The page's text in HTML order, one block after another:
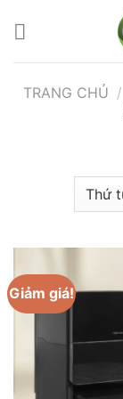
TRANG CHỦ /
Giảm giá!